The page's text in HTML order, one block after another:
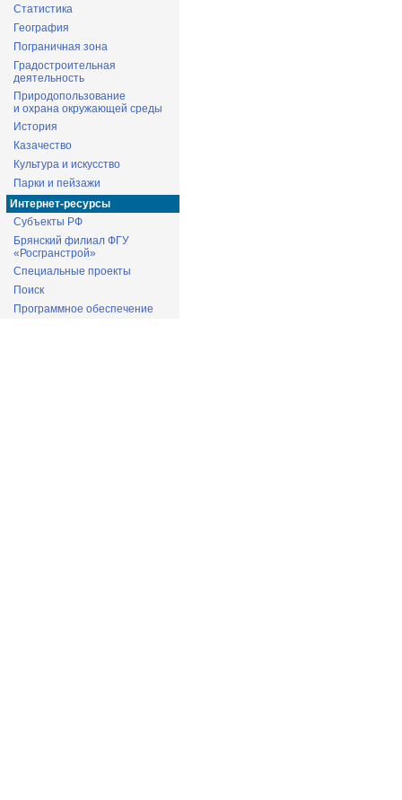
Статистика
География
Пограничная зона
Градостроительная
деятельность
Природопользование
и охрана окружающей среды
История
Казачество
Культура и искусство
Парки и пейзажи
Интернет-ресурсы
Субъекты РФ
Брянский филиал ФГУ
«Росгранстрой»
Специальные проекты
Поиск
Программное обеспечение